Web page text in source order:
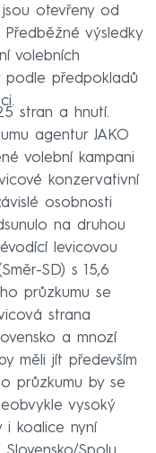
otevřeny od
výsledky
volebních
podle předpokladů
stran a hnutí.
agentur JAKO
volební kampani
konzervativní
osobnosti
na druhou
levicovou
SD) s 15,6
průzkumu se
strana
a mnozí
měli jít především
průzkumu by se
vysoký
i koalice nyní